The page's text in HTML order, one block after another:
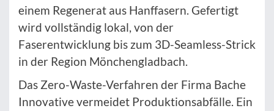
einem Regenerat aus Hanffasern. Gefertigt
wird vollständig lokal, von der
Faserentwicklung bis zum 3D-Seamless-Strick
in der Region Mönchengladbach.
Das Zero-Waste-Verfahren der Firma Bache
Innovative vermeidet Produktionsabfälle. Ein